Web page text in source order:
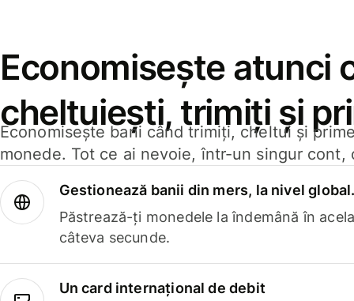
Economisește atunci
cheltuiești, trimiți și
Economisește bani când trimiți, cheltui și
monede. Tot ce ai nevoie, într-un singur cont,
Gestionează banii din mers, la nivel
Păstrează-ți monedele la îndemână în
câteva secunde.
Un card internațional de debit